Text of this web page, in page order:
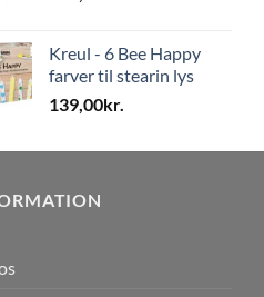
Kreul - 6 Bee Happy
farver til stearin lys
139,00kr.